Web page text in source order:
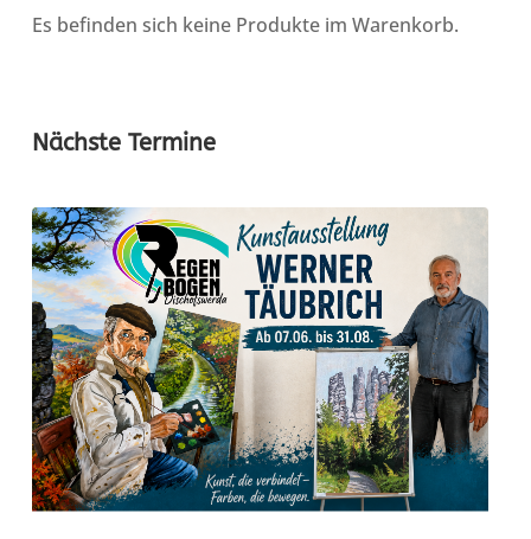
Es befinden sich keine Produkte im Warenkorb.
Nächste Termine